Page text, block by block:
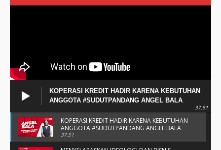
KOPERASI KREDIT HADIR KARENA KEBUTUHAN
ANGGOTA #SUDUTPANDANG ANGEL BALA
37:51
KOPERASI KREDIT HADIR KARENA KEBUTUHAN
ANGGOTA #SUDUTPANDANG ANGEL BALA
37:51